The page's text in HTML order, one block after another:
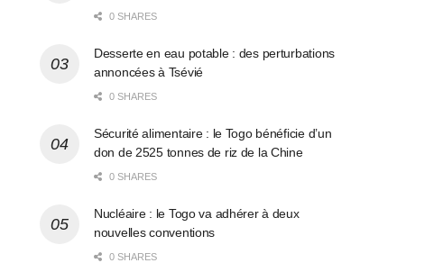
0 SHARES
Desserte en eau potable : des perturbations
annoncées à Tsévié
0 SHARES
Sécurité alimentaire : le Togo bénéficie d’un
don de 2525 tonnes de riz de la Chine
0 SHARES
Nucléaire : le Togo va adhérer à deux
nouvelles conventions
0 SHARES